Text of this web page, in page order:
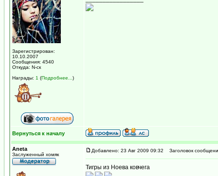
Зарегистрирован:
10.10.2007
Сообщения: 4540
Откуда: N-ск
Награды: 1 (Подробнее... )
Вернуться к началу
Aneta
Заслуженный хомяк
Добавлено: 23 Авг 2009 09:32 Заголовок
Тигры из Ноева ковчега